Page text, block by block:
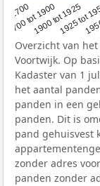
1700
1700 tot 1900
1900 tot 1925
1925 tot
Overzicht van
Voortwijk. Op
Kadaster van 1
het aantal
panden in een
panden. Dit is
pand gehuisvest
zonder adres
panden zonder